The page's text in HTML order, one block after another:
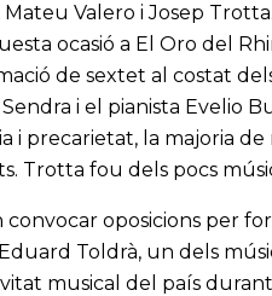
Mateu Valero i Josep
ocasió a El Oro del
de sextet al costat
i el pianista Evelio
i precarietat, la majoria
Trotta fou dels pocs
convocar oposicions per
Toldrà, un dels
musical del país